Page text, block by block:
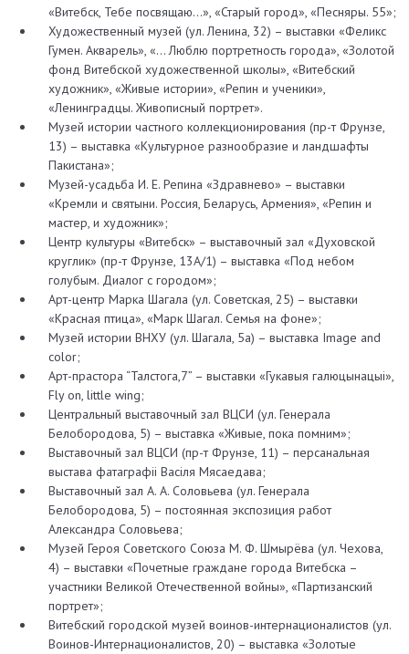
«Витебск, Тебе посвящаю…», «Старый город», «Песняры. 55»;
Художественный музей (ул. Ленина, 32) – выставки «Феликс
Гумен. Акварель», «… Люблю портретность города», «Золотой
фонд Витебской художественной школы», «Витебский
художник», «Живые истории», «Репин и ученики»,
«Ленинградцы. Живописный портрет».
Музей истории частного коллекционирования (пр-т Фрунзе,
13) – выставка «Культурное разнообразие и ландшафты
Пакистана»;
Музей-усадьба И. Е. Репина «Здравнево» – выставки
«Кремли и святыни. Россия, Беларусь, Армения», «Репин и
мастер, и художник»;
Центр культуры «Витебск» – выставочный зал «Духовской
круглик» (пр-т Фрунзе, 13А/1) – выставка «Под небом
голубым. Диалог с городом»;
Арт-центр Марка Шагала (ул. Советская, 25) – выставки
«Красная птица», «Марк Шагал. Семья на фоне»;
Музей истории ВНХУ (ул. Шагала, 5а) – выставка Image and
color;
Арт-прастора “Талстога,7” – выставки «Гукавыя галюцынацыі»,
Fly on, little wing;
Центральный выставочный зал ВЦСИ (ул. Генерала
Белобородова, 5) – выставка «Живые, пока помним»;
Выставочный зал ВЦСИ (пр-т Фрунзе, 11) – персанальная
выстава фатаграфіі Васіля Мясаедава;
Выставочный зал А. А. Соловьева (ул. Генерала
Белобородова, 5) – постоянная экспозиция работ
Александра Соловьева;
Музей Героя Советского Союза М. Ф. Шмырёва (ул. Чехова,
4) – выставки «Почетные граждане города Витебска –
участники Великой Отечественной войны», «Партизанский
портрет»;
Витебский городской музей воинов-интернационалистов (ул.
Воинов-Интернационалистов, 20) – выставка «Золотые